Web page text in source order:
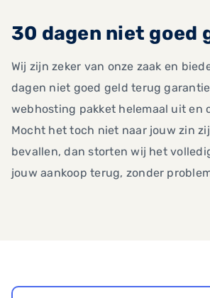
30 dagen niet goed
Wij zijn zeker van onze zaak en
dagen niet goed geld terug
webhosting pakket helemaal uit en
Mocht het toch niet naar jouw zin
bevallen, dan storten wij het
jouw aankoop terug, zonder